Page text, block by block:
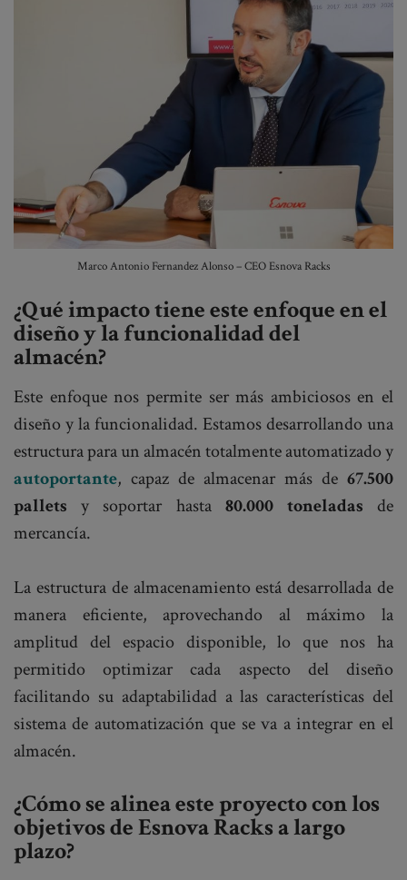
Marco Antonio Fernandez Alonso – CEO Esnova Racks
¿Qué impacto tiene este enfoque en el
diseño y la funcionalidad del
almacén?
Este enfoque nos permite ser más ambiciosos en el
diseño y la funcionalidad. Estamos desarrollando una
estructura para un almacén totalmente automatizado y
autoportante, capaz de almacenar más de 67.500
pallets y soportar hasta 80.000 toneladas de
mercancía.
La estructura de almacenamiento está desarrollada de
manera eficiente, aprovechando al máximo la
amplitud del espacio disponible, lo que nos ha
permitido optimizar cada aspecto del diseño
facilitando su adaptabilidad a las características del
sistema de automatización que se va a integrar en el
almacén.
¿Cómo se alinea este proyecto con los
objetivos de Esnova Racks a largo
plazo?